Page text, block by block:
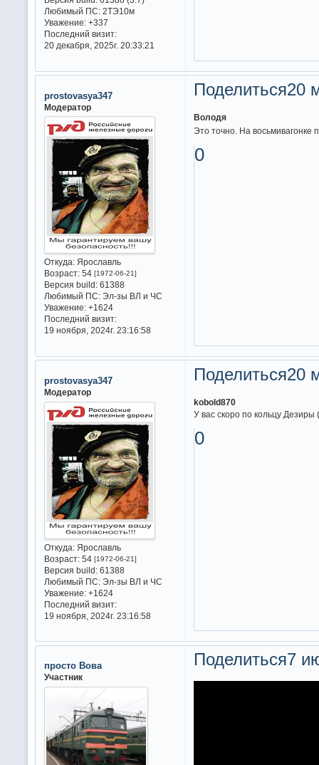
Любимый ПС:2ТЭ10м
Уважение: +337
Последний визит:
20 декабря, 2025г. 20:33:21
Поделиться20
prostovasya347
Модератор
Откуда:Ярославль
Возраст:54 [1972-06-21]
Версия build:61388
Любимый ПС:Эл-зы ВЛ и ЧС
Уважение: +1624
Последний визит:
19 ноября, 2024г. 23:16:58
Володя
Это точно. На
0
Поделиться20
prostovasya347
Модератор
Откуда:Ярославль
Возраст:54 [1972-06-21]
Версия build:61388
Любимый ПС:Эл-зы ВЛ и ЧС
Уважение: +1624
Последний визит:
19 ноября, 2024г. 23:16:58
kobold870
У вас скоро по кольцу Дезиры
0
Поделиться7
просто Вова
Участник